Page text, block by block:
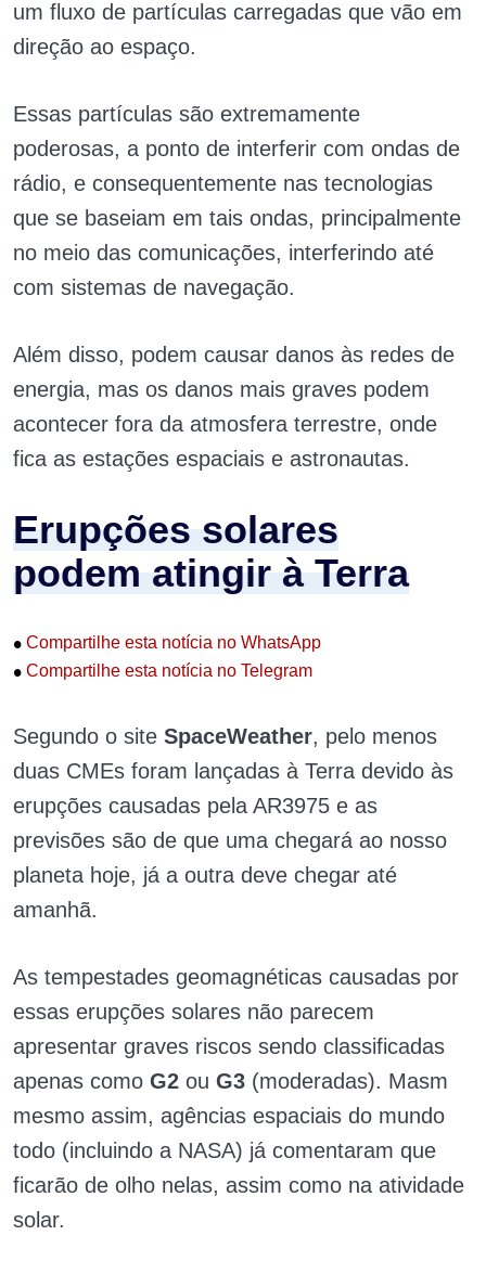
um fluxo de partículas carregadas que vão em
direção ao espaço.
Essas partículas são extremamente
poderosas, a ponto de interferir com ondas de
rádio, e consequentemente nas tecnologias
que se baseiam em tais ondas, principalmente
no meio das comunicações, interferindo até
com sistemas de navegação.
Além disso, podem causar danos às redes de
energia, mas os danos mais graves podem
acontecer fora da atmosfera terrestre, onde
fica as estações espaciais e astronautas.
Erupções solares
podem atingir à Terra
• Compartilhe esta notícia no WhatsApp
• Compartilhe esta notícia no Telegram
Segundo o site SpaceWeather, pelo menos
duas CMEs foram lançadas à Terra devido às
erupções causadas pela AR3975 e as
previsões são de que uma chegará ao nosso
planeta hoje, já a outra deve chegar até
amanhã.
As tempestades geomagnéticas causadas por
essas erupções solares não parecem
apresentar graves riscos sendo classificadas
apenas como G2 ou G3 (moderadas). Masm
mesmo assim, agências espaciais do mundo
todo (incluindo a NASA) já comentaram que
ficarão de olho nelas, assim como na atividade
solar.